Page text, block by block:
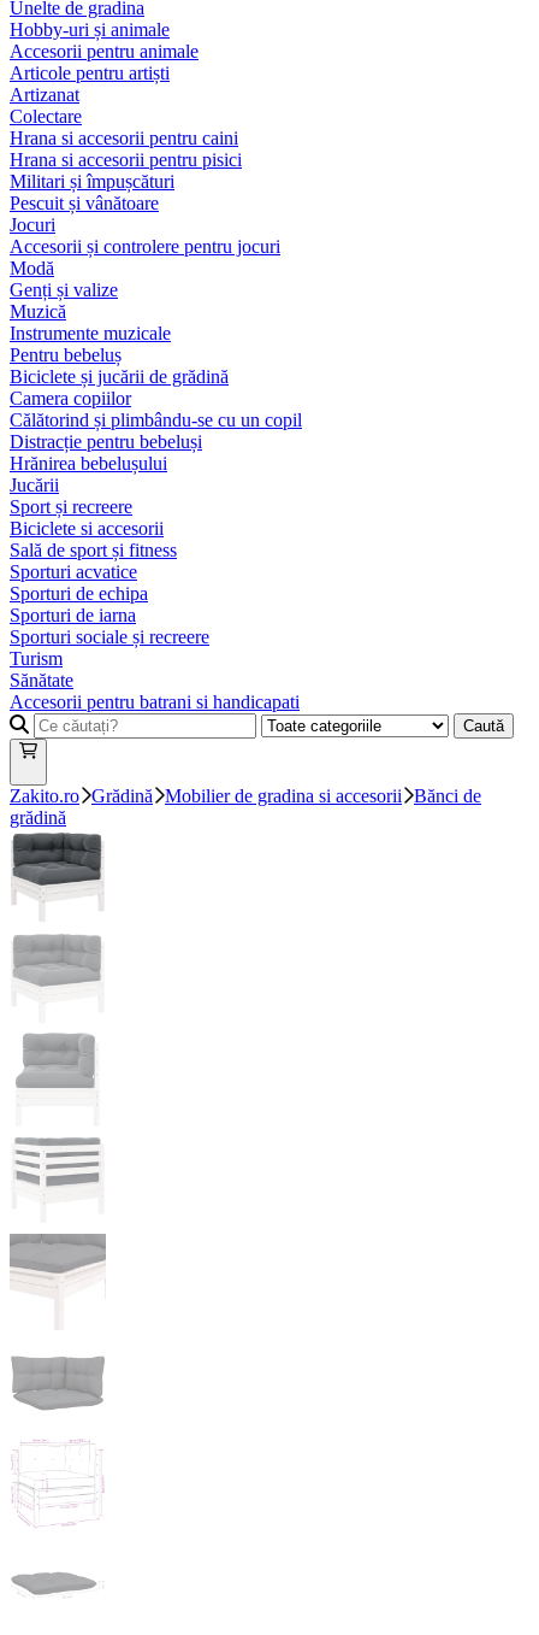
Unelte de gradina
Hobby-uri și animale
Accesorii pentru animale
Articole pentru artiști
Artizanat
Colectare
Hrana si accesorii pentru caini
Hrana si accesorii pentru pisici
Militari și împușcături
Pescuit și vânătoare
Jocuri
Accesorii și controlere pentru jocuri
Modă
Genți și valize
Muzică
Instrumente muzicale
Pentru bebeluș
Biciclete și jucării de grădină
Camera copiilor
Călătorind și plimbându-se cu un copil
Distracție pentru bebeluși
Hrănirea bebelușului
Jucării
Sport și recreere
Biciclete si accesorii
Sală de sport și fitness
Sporturi acvatice
Sporturi de echipa
Sporturi de iarna
Sporturi sociale și recreere
Turism
Sănătate
Accesorii pentru batrani si handicapati
Caută
Zakito.ro Grădină Mobilier de gradina si accesorii
Bănci de
grădină